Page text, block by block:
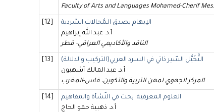
Faculty of Arts and Languages Mohamed-Cherif
[12]
الإيهام بصدق الـمُحالات السّردية
أ.د. عبد الله إبراهيم
الناقد والأكاديمي العراقي- قطر
[13]
التَّخَيُّل السّير ذاتي في السرد العربي(التركيب والدلالة)
أ.د. عبد المالك أشهبون
المركز الجهوي لمهن التربية والتكوين، فاس-المغرب
[14]
العلوم المعرفية: بحث في النّشأة والمفاهيم
أ.د. ذهبية حمو الحاج